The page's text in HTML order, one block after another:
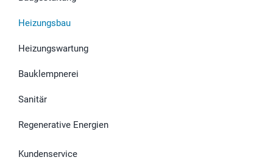
Heizungsbau
Heizungswartung
Bauklempnerei
Sanitär
Regenerative Energien
Kundenservice